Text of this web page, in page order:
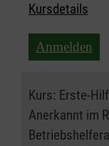
Kursdetails
Anmelden
Kurs: Erste-
Anerkannt im